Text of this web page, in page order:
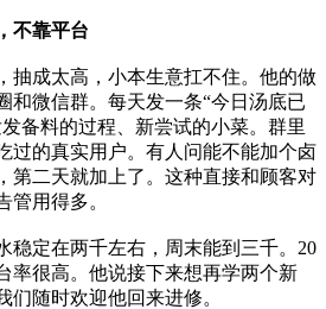
不靠平台
抽成太高，小本生意扛不住。他的做
和微信群。每天发一条“今日汤底已
备料的过程、新尝试的小菜。群里
过的真实用户。有人问能不能加个卤
第二天就加上了。这种直接和顾客对
管用得多。
稳定在两千左右，周末能到三千。20
率很高。他说接下来想再学两个新
们随时欢迎他回来进修。